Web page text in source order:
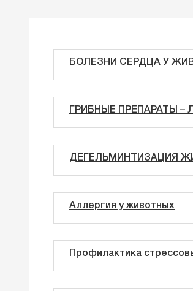
БОЛЕЗНИ СЕРДЦА У
ГРИБНЫЕ ПРЕПАРАТЫ
ДЕГЕЛЬМИНТИЗАЦИЯ
Аллергия у животных
Профилактика